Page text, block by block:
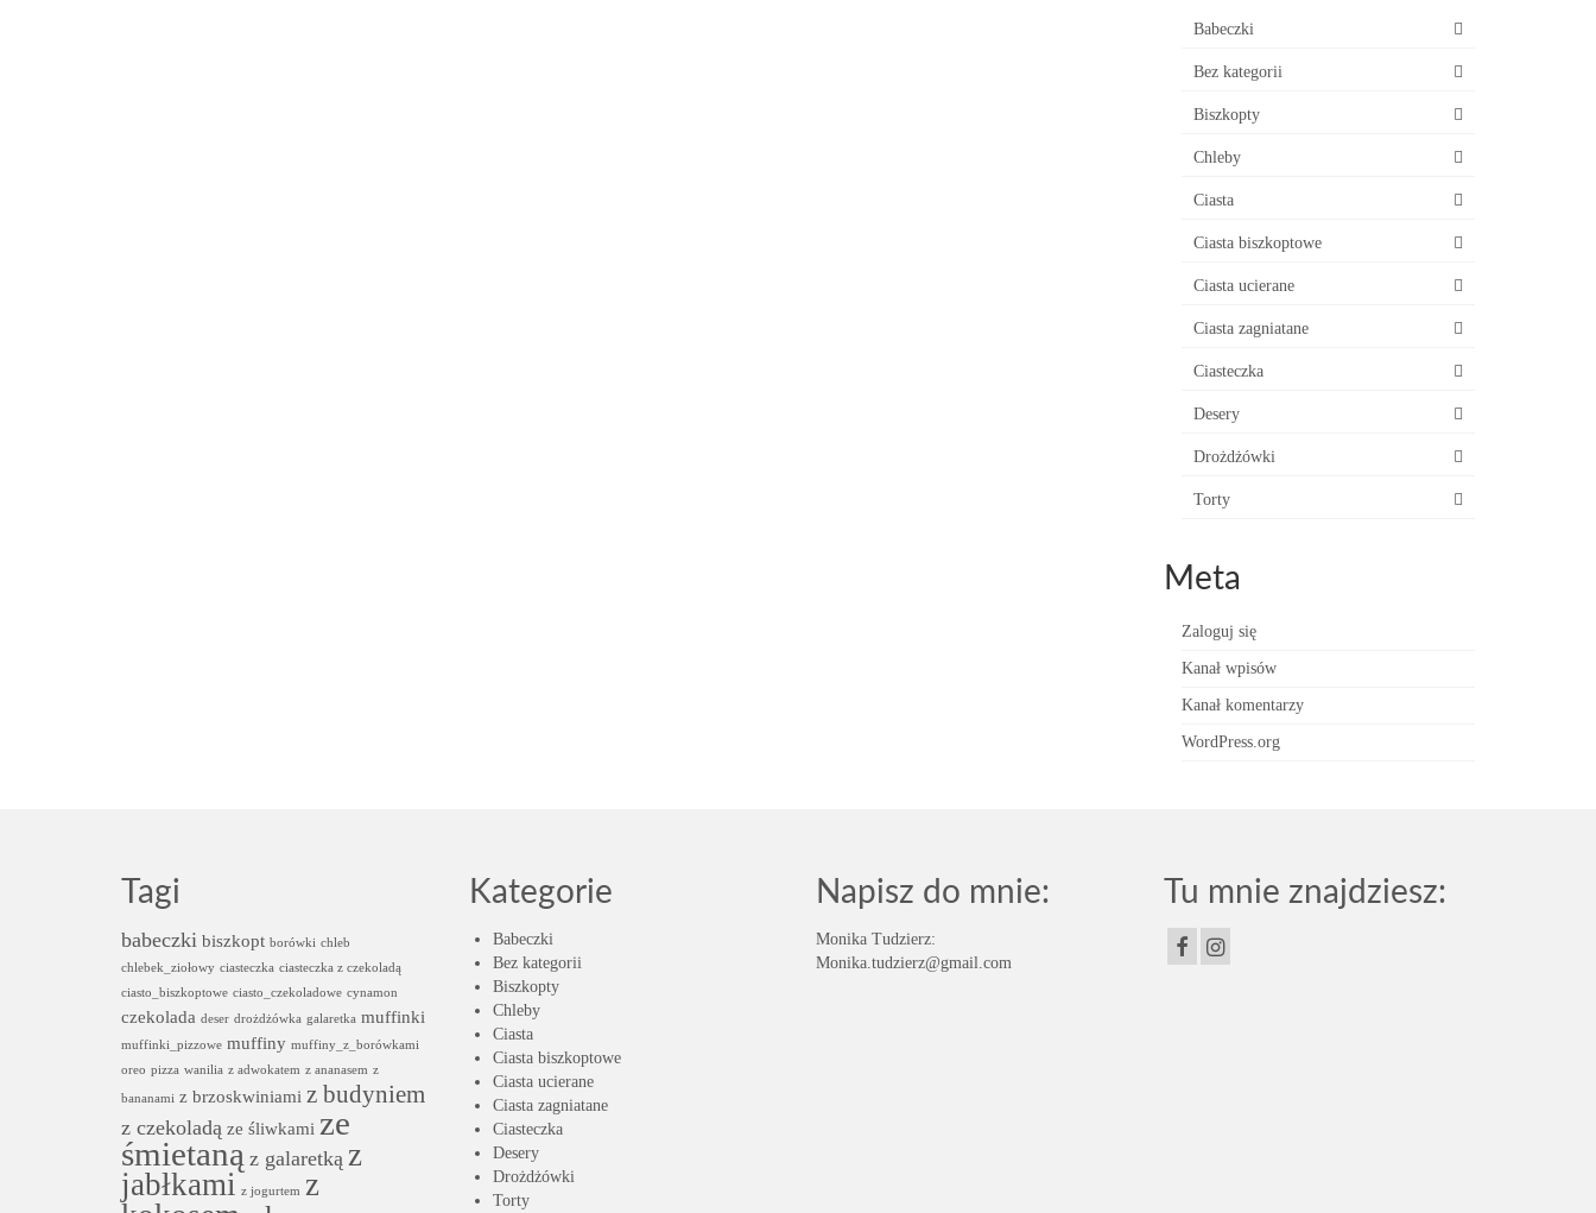
Babeczki
Bez kategorii
Biszkopty
Chleby
Ciasta
Ciasta biszkoptowe
Ciasta ucierane
Ciasta zagniatane
Ciasteczka
Desery
Drożdżówki
Torty
Meta
Zaloguj się
Kanał wpisów
Kanał komentarzy
WordPress.org
Tagi
babeczki biszkopt borówki chleb
chlebek_ziołowy ciasteczka ciasteczka z czekoladą
ciasto_biszkoptowe ciasto_czekoladowe cynamon
czekolada deser drożdżówka galaretka muffinki
muffinki_pizzowe muffiny muffiny_z_borówkami
oreo pizza wanilia z adwokatem z ananasem z
bananami z brzoskwiniami z budyniem
z czekoladą ze śliwkami ze
śmietaną z galaretką z
jabłkami z jogurtem z
Kategorie
Babeczki
Bez kategorii
Biszkopty
Chleby
Ciasta
Ciasta biszkoptowe
Ciasta ucierane
Ciasta zagniatane
Ciasteczka
Desery
Drożdżówki
Torty
Napisz do mnie:
Monika Tudzierz:
Monika.tudzierz@gmail.com
Tu mnie znajdziesz: